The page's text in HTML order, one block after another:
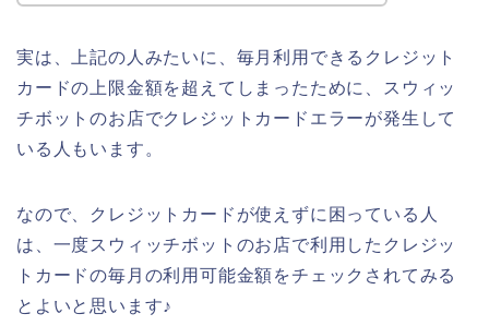
実は、上記の人みたいに、毎月利用できるクレジット
カードの上限金額を超えてしまったために、スウィッ
チボットのお店でクレジットカードエラーが発生して
いる人もいます。
なので、クレジットカードが使えずに困っている人
は、一度スウィッチボットのお店で利用したクレジッ
トカードの毎月の利用可能金額をチェックされてみる
とよいと思います♪